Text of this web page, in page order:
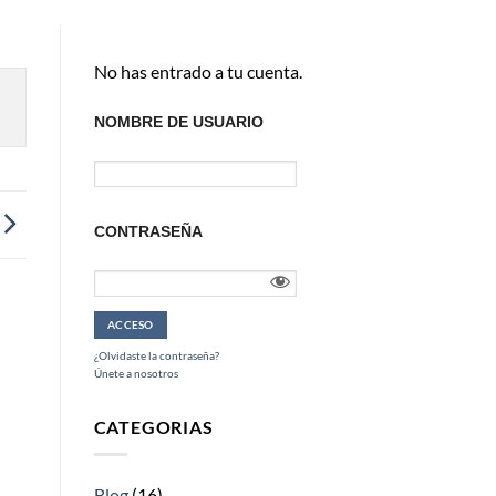
No has entrado a tu cuenta.
NOMBRE DE USUARIO
CONTRASEÑA
¿Olvidaste la contraseña?
Únete a nosotros
CATEGORIAS